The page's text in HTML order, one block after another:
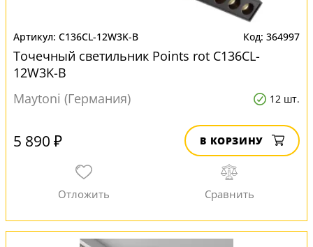
C136CL-12W3K-B 364997
Точечный светильник Points rot C136CL-
12W3K-B
Maytoni (Германия)
12 шт.
5 890 ₽ В КОРЗИНУ